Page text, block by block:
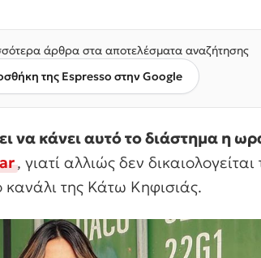
άρθρα στα αποτελέσματα αναζήτησης
της Espresso στην Google
να κάνει αυτό το διάστημα η
, γιατί αλλιώς δεν
της Κάτω Κηφισιάς.